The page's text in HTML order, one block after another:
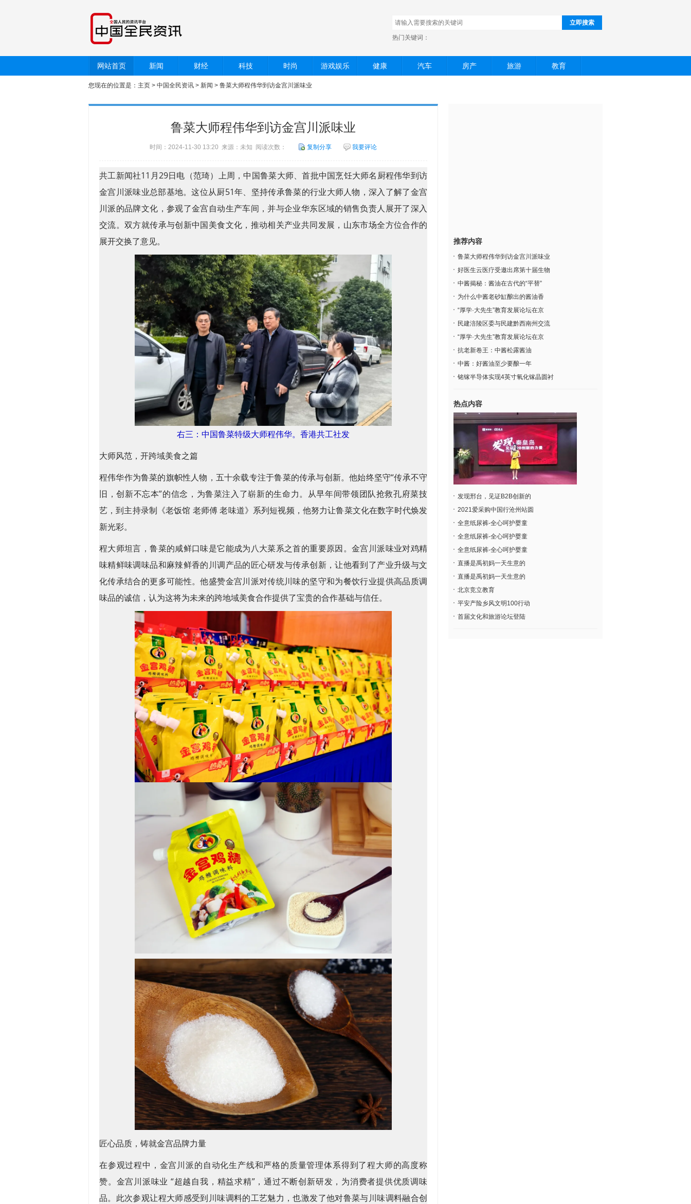
立即搜索
热门关键词：
网站首页 新闻 财经 科技 时尚 游戏娱乐 健康 汽车 房产 旅游 教育
您现在的位置是： 主页 > 中国全民资讯 > 新闻 > 鲁菜大师程伟华到访金宫川派味业
鲁菜大师程伟华到访金宫川派味业
时间：2024-11-30 13:20 来源：未知 阅读次数： 复制分享 我要评论
共工新闻社11月29日电（范琦）上周，中国鲁菜大师、首批中国烹饪大师名厨程伟华到访
金宫川派味业总部基地。这位从厨51年、坚持传承鲁菜的行业大师人物，深入了解了金宫
川派的品牌文化，参观了金宫自动生产车间，并与企业华东区域的销售负责人展开了深入
交流。双方就传承与创新中国美食文化，推动相关产业共同发展，山东市场全方位合作的
展开交换了意见。
右三：中国鲁菜特级大师程伟华。香港共工社发
大师风范，开跨域美食之篇
程伟华作为鲁菜的旗帜性人物，五十余载专注于鲁菜的传承与创新。他始终坚守“传承不守
旧，创新不忘本”的信念，为鲁菜注入了崭新的生命力。从早年间带领团队抢救孔府菜技
艺，到主持录制《老饭馆 老师傅 老味道》系列短视频，他努力让鲁菜文化在数字时代焕发
新光彩。
程大师坦言，鲁菜的咸鲜口味是它能成为八大菜系之首的重要原因。金宫川派味业对鸡精
味精鲜味调味品和麻辣鲜香的川调产品的匠心研发与传承创新，让他看到了产业升级与文
化传承结合的更多可能性。他盛赞金宫川派对传统川味的坚守和为餐饮行业提供高品质调
味品的诚信，认为这将为未来的跨地域美食合作提供了宝贵的合作基础与信任。
匠心品质，铸就金宫品牌力量
在参观过程中，金宫川派的自动化生产线和严格的质量管理体系得到了程大师的高度称
赞。金宫川派味业 “超越自我，精益求精”，通过不断创新研发，为消费者提供优质调味
品。此次参观让程大师感受到川味调料的工艺魅力，也激发了他对鲁菜与川味调料融合创
推荐内容
鲁菜大师程伟华到访金宫川派味业
好医生云医疗受邀出席第十届生物
中酱揭秘：酱油在古代的“平替”
为什么中酱老砂缸酿出的酱油香
“厚学·大先生”教育发展论坛在京
民建涪陵区委与民建黔西南州交流
“厚学·大先生”教育发展论坛在京
抗老新卷王：中酱松露酱油
中酱：好酱油至少要酿一年
铭镓半导体实现4英寸氧化镓晶圆衬
热点内容
发现邢台，见证B2B创新的
2021爱采购中国行沧州站圆
全意纸尿裤-全心呵护婴童
全意纸尿裤-全心呵护婴童
全意纸尿裤-全心呵护婴童
直播是禹初妈一天生意的
直播是禹初妈一天生意的
北京竞立教育
平安产险乡风文明100行动
首届文化和旅游论坛登陆